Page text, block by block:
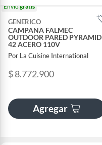
Envíogratis
GENERICO
CAMPANA FALMEC
OUTDOOR PARED PYRAMID
42 ACERO 110V
Por La Cuisine International
$ 8.772.900
Agregar